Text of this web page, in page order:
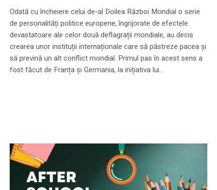
Odată cu încheiere celui de-al Doilea Război Mondial o serie
de personalități politice europene, îngrijorate de efectele
devastatoare ale celor două deflagrații mondiale, au decis
crearea unor instituții internaționale care să păstreze pacea și
să prevină un alt conflict mondial. Primul pas în acest sens a
fost făcut de Franța și Germania, la inițiativa lui...